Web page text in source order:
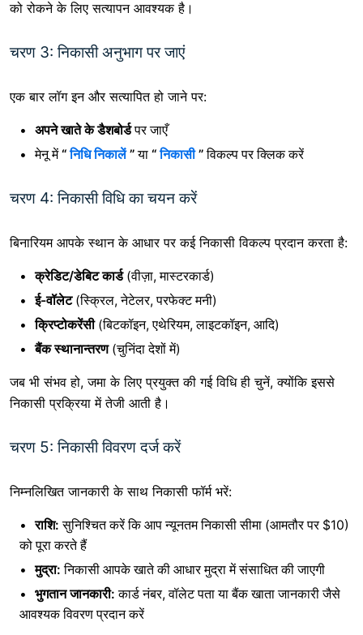
को रोकने के लिए सत्यापन आवश्यक है।
चरण 3: निकासी अनुभाग पर जाएं
एक बार लॉग इन और सत्यापित हो जाने पर:
अपने खाते के डैशबोर्डपर जाएँ
मेनू में“निधि निकालें”या “निकासी”विकल्प पर क्लिक करें
चरण 4: निकासी विधि का चयन करें
बिनारियम आपके स्थान के आधार पर कई निकासी विकल्प प्रदान करता है:
क्रेडिट/डेबिट कार्ड(वीज़ा, मास्टरकार्ड)
ई-वॉलेट(स्क्रिल, नेटेलर, परफेक्ट मनी)
क्रिप्टोकरेंसी(बिटकॉइन, एथेरियम, लाइटकॉइन, आदि)
बैंक स्थानान्तरण(चुनिंदा देशों में)
जब भी संभव हो, जमा के लिए प्रयुक्त की गई विधि ही चुनें, क्योंकि इससे
निकासी प्रक्रिया में तेजी आती है।
चरण 5: निकासी विवरण दर्ज करें
निम्नलिखित जानकारी के साथ निकासी फॉर्म भरें:
राशि: सुनिश्चित करें कि आप न्यूनतम निकासी सीमा (आमतौर पर $10)
को पूरा करते हैं
मुद्रा: निकासी आपके खाते की आधार मुद्रा में संसाधित की जाएगी
भुगतान जानकारी: कार्ड नंबर, वॉलेट पता या बैंक खाता जानकारी जैसे
आवश्यक विवरण प्रदान करें